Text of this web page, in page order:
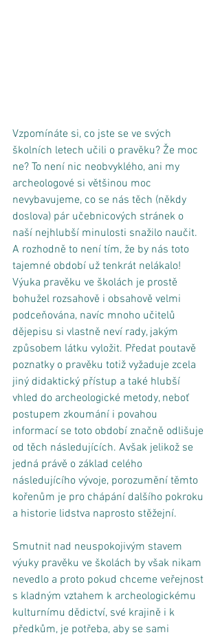
Vzpomínáte si, co jste se ve svých
školních letech učili o pravěku? Že moc
ne? To není nic neobvyklého, ani my
archeologové si většinou moc
nevybavujeme, co se nás těch (někdy
doslova) pár učebnicových stránek o
naší nejhlubší minulosti snažilo naučit.
A rozhodně to není tím, že by nás toto
tajemné období už tenkrát nelákalo!
Výuka pravěku ve školách je prostě
bohužel rozsahově i obsahově velmi
podceňována, navíc mnoho učitelů
dějepisu si vlastně neví rady, jakým
způsobem látku vyložit. Předat poutavě
poznatky o pravěku totiž vyžaduje zcela
jiný didaktický přístup a také hlubší
vhled do archeologické metody, neboť
postupem zkoumání i povahou
informací se toto období značně odlišuje
od těch následujících. Avšak jelikož se
jedná právě o základ celého
následujícího vývoje, porozumění těmto
kořenům je pro chápání dalšího pokroku
a historie lidstva naprosto stěžejní.
Smutnit nad neuspokojivým stavem
výuky pravěku ve školách by však nikam
nevedlo a proto pokud chceme veřejnost
s kladným vztahem k archeologickému
kulturnímu dědictví, své krajině i k
předkům, je potřeba, aby se sami